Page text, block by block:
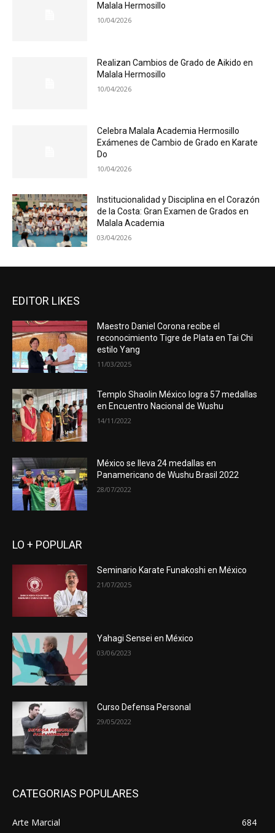
Malala Hermosillo
10/04/2026
Realizan Cambios de Grado de Aikido en
Malala Hermosillo
10/04/2026
Celebra Malala Academia Hermosillo
Exámenes de Cambio de Grado en Karate
Do
10/04/2026
Institucionalidad y Disciplina en el Corazón
de la Costa: Gran Examen de Grados en
Malala Academia
03/04/2026
EDITOR LIKES
Maestro Daniel Corona recibe el
reconocimiento Tigre de Plata en Tai Chi
estilo Yang
11/03/2025
Templo Shaolin México logra 57 medallas
en Encuentro Nacional de Wushu
14/11/2022
México se lleva 24 medallas en
Panamericano de Wushu Brasil 2022
28/07/2022
LO + POPULAR
Seminario Karate Funakoshi en México
21/07/2025
Yahagi Sensei en México
03/06/2023
Curso Defensa Personal
29/05/2022
CATEGORIAS POPULARES
Arte Marcial
684